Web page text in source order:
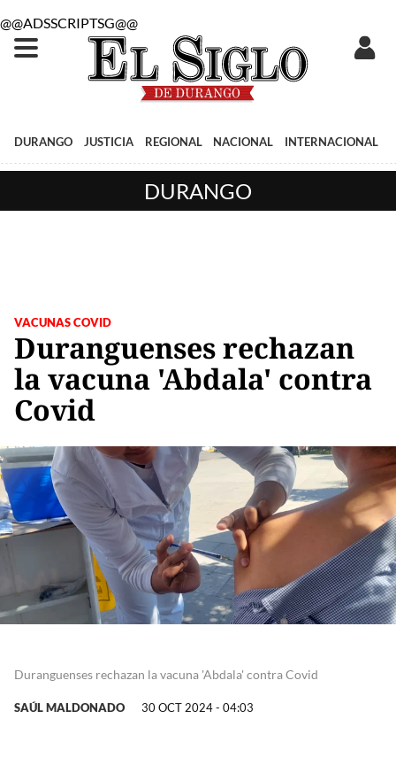
@@ADSSCRIPTSG@@
DURANGO JUSTICIA REGIONAL NACIONAL INTERNACIONAL
DURANGO
VACUNAS COVID
Duranguenses rechazan
la vacuna 'Abdala' contra
Covid
Duranguenses rechazan la vacuna 'Abdala' contra Covid
SAÚL MALDONADO 30 OCT 2024 - 04:03